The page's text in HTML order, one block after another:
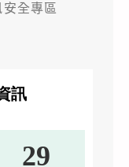
安全專區